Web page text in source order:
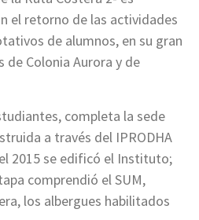
el retorno de las actividades
de alumnos, en su gran
de Colonia Aurora y de
completa la sede
a través del IPRODHA
2015 se edificó el Instituto;
comprendió el SUM,
los albergues habilitados